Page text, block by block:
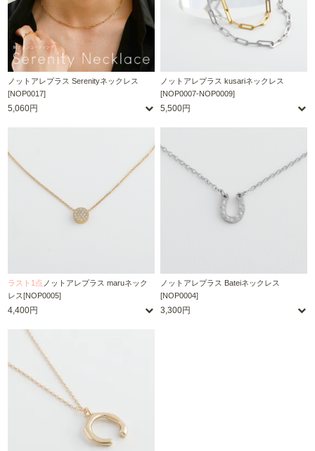
ノットアレプラス Serenityネックレス
[NOP0017]
5,060円
ノットアレプラス kusariネックレス
[NOP0007-NOP0009]
5,500円
ラスト1点 ノットアレプラス maruネック
レス[NOP0005]
4,400円
ノットアレプラス Bateiネックレス
[NOP0004]
3,300円